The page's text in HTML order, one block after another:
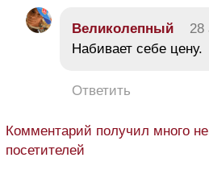
Великолепный 28
Набивает себе цену.
Ответить
Комментарий получил много
посетителей